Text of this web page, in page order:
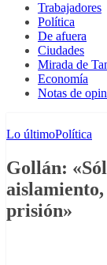
Trabajadores
Política
De afuera
Ciudades
Mirada de
Economía
Notas de
Lo últimoPolítica
Gollán:
aislamiento,
prisión»